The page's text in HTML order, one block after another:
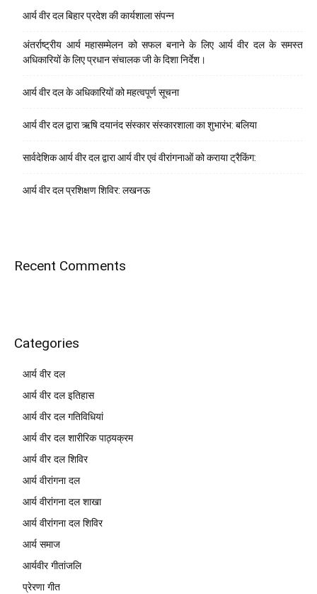
आर्य वीर दल बिहार प्रदेश की कार्यशाला संपन्न
अंतर्राष्ट्रीय आर्य महासम्मेलन को सफल बनाने के लिए आर्य वीर दल के समस्त
अधिकारियों के लिए प्रधान संचालक जी के दिशा निर्देश।
आर्य वीर दल के अधिकारियों को महत्वपूर्ण सूचना
आर्य वीर दल द्वारा ऋषि दयानंद संस्कार संस्कारशाला का शुभारंभ: बलिया
सार्वदेशिक आर्य वीर दल द्वारा आर्य वीर एवं वीरांगनाओं को कराया ट्रैकिंग:
आर्य वीर दल प्रशिक्षण शिविर: लखनऊ
Recent Comments
Categories
आर्य वीर दल
आर्य वीर दल इतिहास
आर्य वीर दल गतिविधियां
आर्य वीर दल शारीरिक पाठ्यक्रम
आर्य वीर दल शिविर
आर्य वीरांगना दल
आर्य वीरांगना दल शाखा
आर्य वीरांगना दल शिविर
आर्य समाज
आर्यवीर गीतांजलि
प्रेरणा गीत